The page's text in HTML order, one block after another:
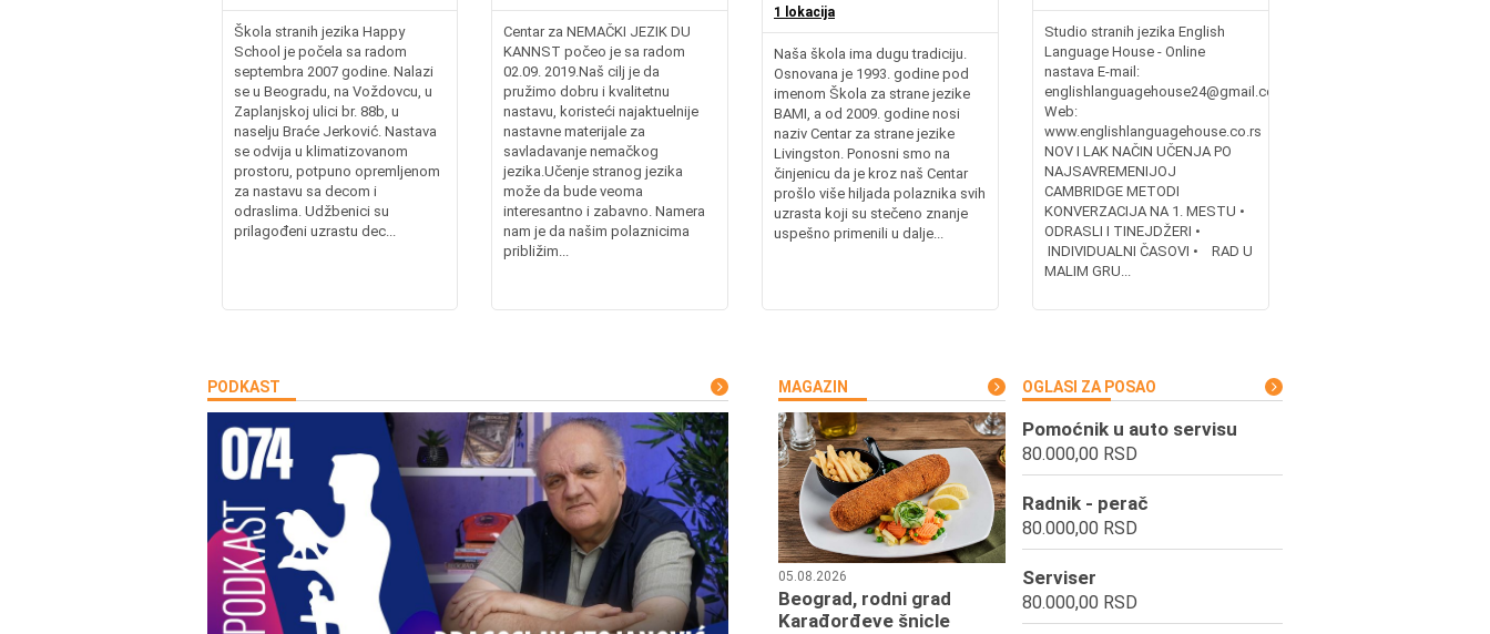
Škola stranih jezika Happy
School je počela sa radom
septembra 2007 godine. Nalazi
se u Beogradu, na Voždovcu, u
Zaplanjskoj ulici br. 88b, u
naselju Braće Jerković. Nastava
se odvija u klimatizovanom
prostoru, potpuno opremljenom
za nastavu sa decom i
odraslima. Udžbenici su
prilagođeni uzrastu dec...
Centar za NEMAČKI JEZIK DU
KANNST počeo je sa radom
02.09. 2019.Naš cilj je da
pružimo dobru i kvalitetnu
nastavu, koristeći najaktuelnije
nastavne materijale za
savladavanje nemačkog
jezika.Učenje stranog jezika
može da bude veoma
interesantno i zabavno. Namera
nam je da našim polaznicima
približim...
1 lokacija
Naša škola ima dugu tradiciju.
Osnovana je 1993. godine pod
imenom Škola za strane jezike
BAMI, a od 2009. godine nosi
naziv Centar za strane jezike
Livingston. Ponosni smo na
činjenicu da je kroz naš Centar
prošlo više hiljada polaznika svih
uzrasta koji su stečeno znanje
uspešno primenili u dalje...
Studio stranih jezika English
Language House - Online
nastava E-mail:
englishlanguagehouse24@gmail.com ;
Web:
www.englishlanguagehouse.co.rs
NOV I LAK NAČIN UČENJA PO
NAJSAVREMENIJOJ
CAMBRIDGE METODI
KONVERZACIJA NA 1. MESTU •
ODRASLI I TINEJDŽERI •
INDIVIDUALNI ČASOVI • RAD U
MALIM GRU...
PODKAST MAGAZIN
05.08.2026
Beograd, rodni grad
Karađorđeve šnicle
OGLASI ZA POSAO
Pomoćnik u auto servisu
80.000,00 RSD
Radnik - perač
80.000,00 RSD
Serviser
80.000,00 RSD